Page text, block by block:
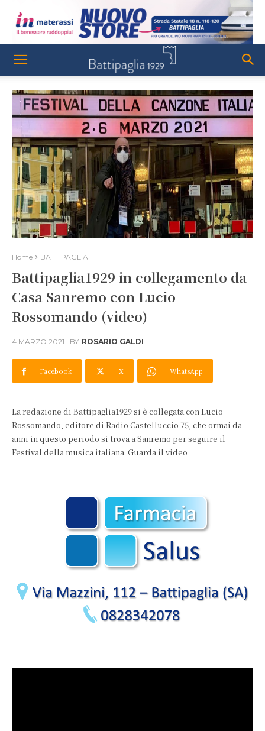
Home BATTIPAGLIA
Battipaglia1929 in collegamento da
Casa Sanremo con Lucio
Rossomando (video)
4 MARZO 2021 BY ROSARIO GALDI
Facebook X WhatsApp
La redazione di Battipaglia1929 si è collegata con Lucio
Rossomando, editore di Radio Castelluccio 75, che ormai da
anni in questo periodo si trova a Sanremo per seguire il
Festival della musica italiana. Guarda il video